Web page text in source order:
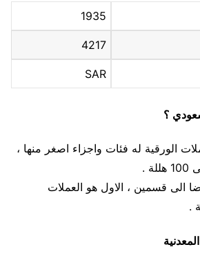
1935
4217
SAR
؟
الورقية له فئات واجزاء اصغر منها ،
.
الى قسمين ، الاول هو العملات
.